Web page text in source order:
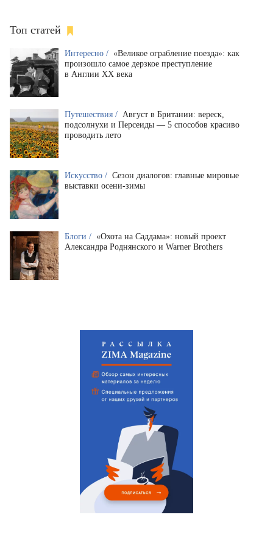
Топ статей
Интересно / «Великое ограбление поезда»: как
произошло самое дерзкое преступление
в Англии XX века
Путешествия / Август в Британии: вереск,
подсолнухи и Персеиды — 5 способов красиво
проводить лето
Искусство / Сезон диалогов: главные мировые
выставки осени-зимы
Блоги / «Охота на Саддама»: новый проект
Александра Роднянского и Warner Brothers